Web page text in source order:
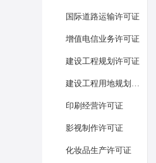
国际道路运输许可证
增值电信业务许可证
建设工程规划许可证
建设工程用地规划许可证
印刷经营许可证
影视制作许可证
化妆品生产许可证